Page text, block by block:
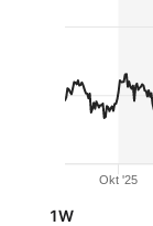
Okt '25
1W